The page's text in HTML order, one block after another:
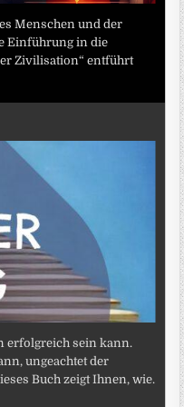
Menschen und der
Einführung in die
Zivilisation“ entführt
erfolgreich sein kann.
ungeachtet der
Buch zeigt Ihnen, wie.